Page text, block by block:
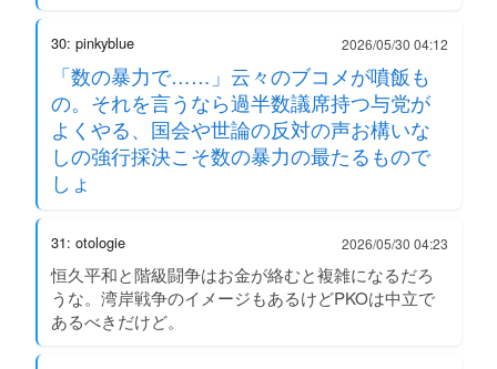
30: pinkyblue 2026/05/30 04:12
「数の暴力で……」云々のブコメが噴飯も
の。それを言うなら過半数議席持つ与党が
よくやる、国会や世論の反対の声お構いな
しの強行採決こそ数の暴力の最たるもので
しょ
31: otologie 2026/05/30 04:23
恒久平和と階級闘争はお金が絡むと複雑になるだろ
うな。湾岸戦争のイメージもあるけどPKOは中立で
あるべきだけど。